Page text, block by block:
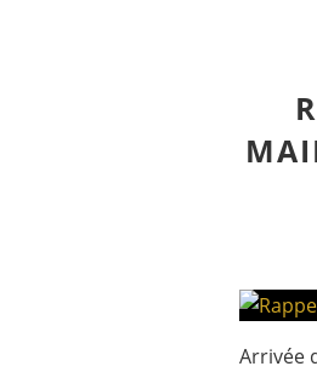
Arrivée